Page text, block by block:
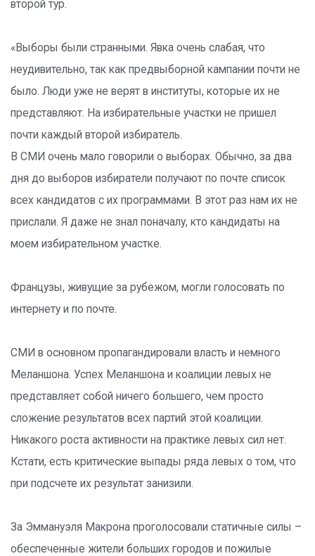
второй тур.
«Выборы были странными. Явка очень слабая, что
неудивительно, так как предвыборной кампании почти не
было. Люди уже не верят в институты, которые их не
представляют. На избирательные участки не пришел
почти каждый второй избиратель.
В СМИ очень мало говорили о выборах. Обычно, за два
дня до выборов избиратели получают по почте список
всех кандидатов с их программами. В этот раз нам их не
прислали. Я даже не знал поначалу, кто кандидаты на
моем избирательном участке.
Французы, живущие за рубежом, могли голосовать по
интернету и по почте.
СМИ в основном пропагандировали власть и немного
Меланшона. Успех Меланшона и коалиции левых не
представляет собой ничего большего, чем просто
сложение результатов всех партий этой коалиции.
Никакого роста активности на практике левых сил нет.
Кстати, есть критические выпады ряда левых о том, что
при подсчете их результат занизили.
За Эммануэля Макрона проголосовали статичные силы –
обеспеченные жители больших городов и пожилые